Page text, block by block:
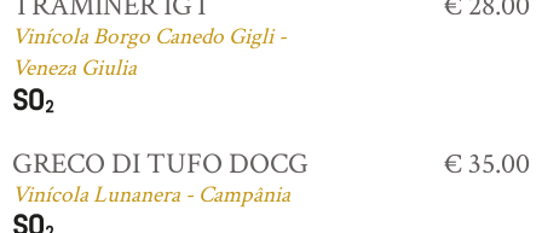
Vinícola Borgo Canedo Gigli -
Veneza Giulia
GRECO DI TUFO DOCG
Vinícola Lunanera - Campânia
€ 35.00